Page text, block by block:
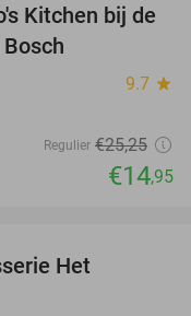
41%
Kitchen bij de
9.7 star
Regulier €25,25
€14,95
Het